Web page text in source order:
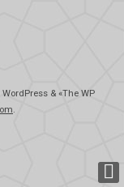
WordPress & «The WP
.